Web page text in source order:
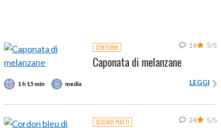
CONTORNI 5/5
16
Caponata di melanzane
1 h 15 min media LEGGI
SECONDI PIATTI 5/5
24